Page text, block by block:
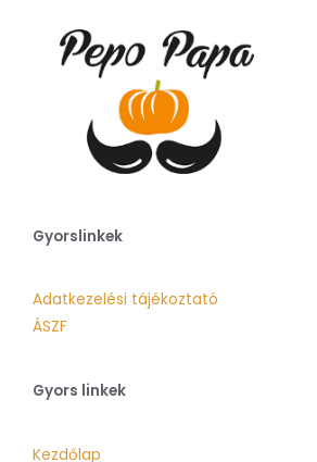
Gyorslinkek
Adatkezelési tájékoztató
ÁSZF
Gyors linkek
Kezdőlap